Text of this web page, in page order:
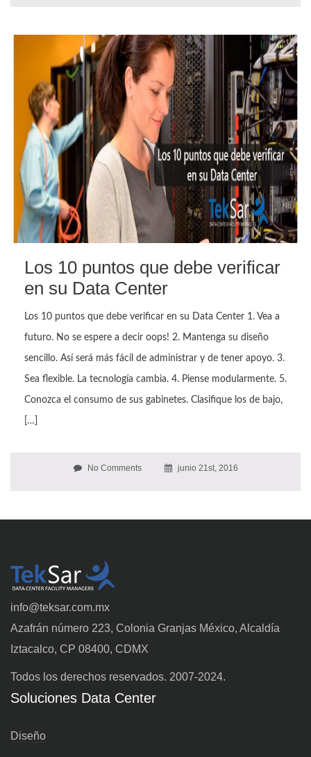
Los 10 puntos que debe verificar
en su Data Center
Los 10 puntos que debe verificar en su Data Center 1. Vea a
futuro. No se espere a decir oops! 2. Mantenga su diseño
sencillo. Así será más fácil de administrar y de tener apoyo. 3.
Sea flexible. La tecnología cambia. 4. Piense modularmente. 5.
Conozca el consumo de sus gabinetes. Clasifique los de bajo,
[…]
No Comments junio 21st, 2016
info@teksar.com.mx
Azafrán número 223, Colonia Granjas México, Alcaldía
Iztacalco, CP 08400, CDMX
Todos los derechos reservados. 2007-2024.
Soluciones Data Center
Diseño